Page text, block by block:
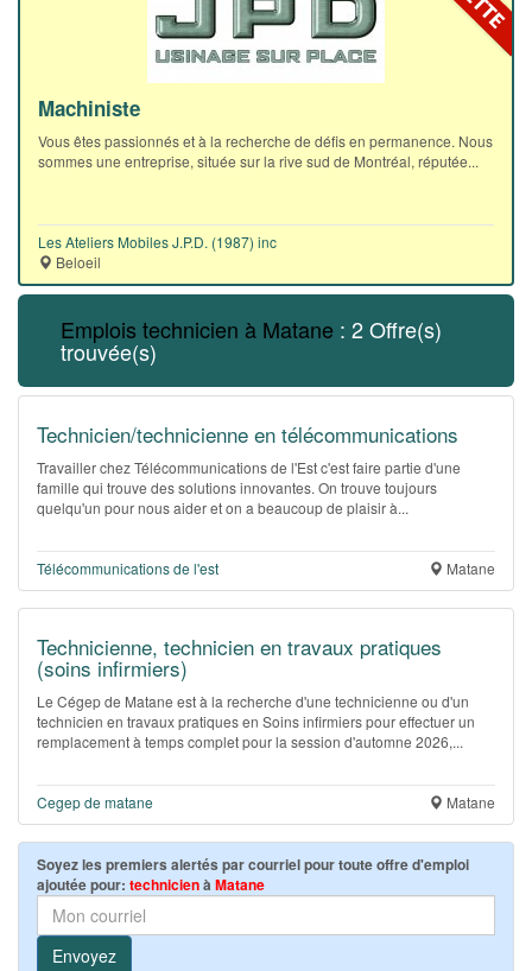
Machiniste
Vous êtes passionnés et à la recherche de défis en permanence. Nous
sommes une entreprise, située sur la rive sud de Montréal, réputée...
Les Ateliers Mobiles J.P.D. (1987) inc
Beloeil
Emplois technicien à Matane : 2 Offre(s)
trouvée(s)
Technicien/technicienne en télécommunications
Travailler chez Télécommunications de l'Est c'est faire partie d'une
famille qui trouve des solutions innovantes. On trouve toujours
quelqu'un pour nous aider et on a beaucoup de plaisir à...
Télécommunications de l'est Matane
Technicienne, technicien en travaux pratiques
(soins infirmiers)
Le Cégep de Matane est à la recherche d'une technicienne ou d'un
technicien en travaux pratiques en Soins infirmiers pour effectuer un
remplacement à temps complet pour la session d'automne 2026,...
Cegep de matane Matane
Soyez les premiers alertés par courriel pour toute offre d'emploi
ajoutée pour: technicienà Matane
Envoyez